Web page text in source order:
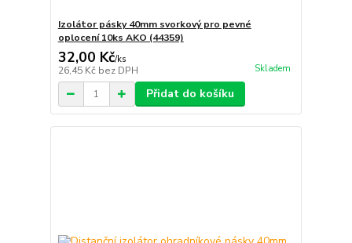
Izolátor pásky 40mm svorkový pro pevné
oplocení 10ks AKO (44359)
32,00 Kč/ks
26,45 Kč bez DPH Skladem
Přidat do košíku